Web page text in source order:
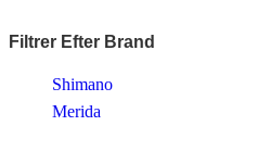
Filtrer Efter Brand
Shimano
Merida